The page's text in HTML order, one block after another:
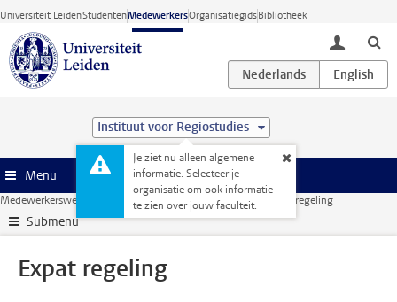
Ga direct naar de inhoud
Universiteit LeidenStudentenMedewerkersOrganisatiegidsBibliotheek
toggle
Instituut voor Regiostudies
Je ziet nu alleen algemene
informatie. Selecteer je
organisatie om ook informatie
te zien over jouw faculteit.
Menu
Medewerkerswebsite Arbeidsvoorwaarden Salaris Expat regeling
Submenu
Expat regeling